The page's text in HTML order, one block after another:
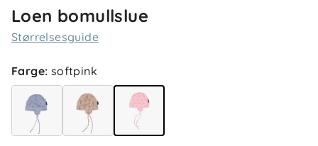
Loen bomullslue
Størrelsesguide
Farge: softpink